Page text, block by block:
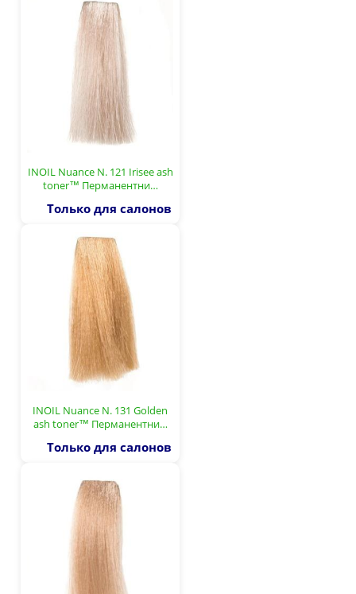
INOIL Nuance N. 121 Irisee ash
toner™ Перманентни…
Только для салонов
INOIL Nuance N. 131 Golden
ash toner™ Перманентни…
Только для салонов